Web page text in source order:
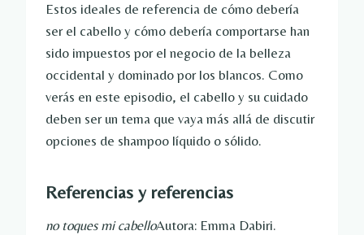
Estos ideales de referencia de cómo debería
ser el cabello y cómo debería comportarse han
sido impuestos por el negocio de la belleza
occidental y dominado por los blancos. Como
verás en este episodio, el cabello y su cuidado
deben ser un tema que vaya más allá de discutir
opciones de shampoo líquido o sólido.
Referencias y referencias
no toques mi cabelloAutora: Emma Dabiri.